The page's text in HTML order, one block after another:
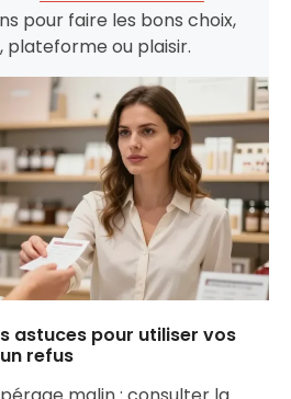
pour faire les bons choix,
plateforme ou plaisir.
astuces pour utiliser vos
refus